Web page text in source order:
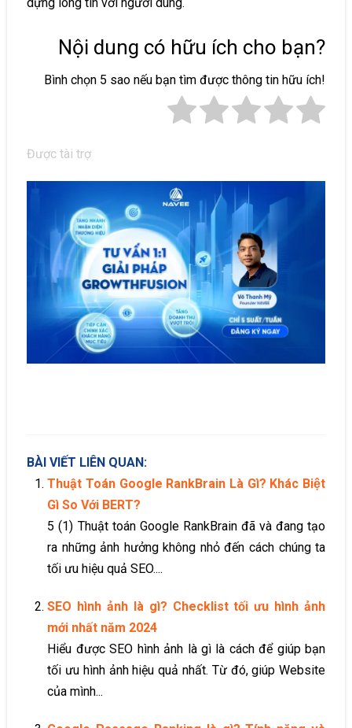
Nội dung có hữu ích cho bạn?
Bình chọn 5 sao nếu bạn tìm được thông tin hữu ích!
Được tài trợ
BÀI VIẾT LIÊN QUAN:
Thuật Toán Google RankBrain Là Gì? Khác Biệt
Gì So Với BERT?
5 (1) Thuật toán Google RankBrain đã và đang tạo
ra những ảnh hưởng không nhỏ đến cách chúng ta
tối ưu hiệu quả SEO....
SEO hình ảnh là gì? Checklist tối ưu hình ảnh
mới nhất năm 2024
Hiểu được SEO hình ảnh là gì là cách để giúp bạn
tối ưu hình ảnh hiệu quả nhất. Từ đó, giúp Website
của mình...